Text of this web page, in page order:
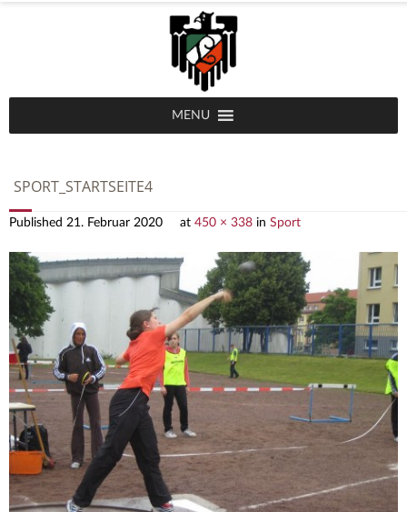
MENU
SPORT_STARTSEITE4
Published 21. Februar 2020 at 450 × 338 in Sport